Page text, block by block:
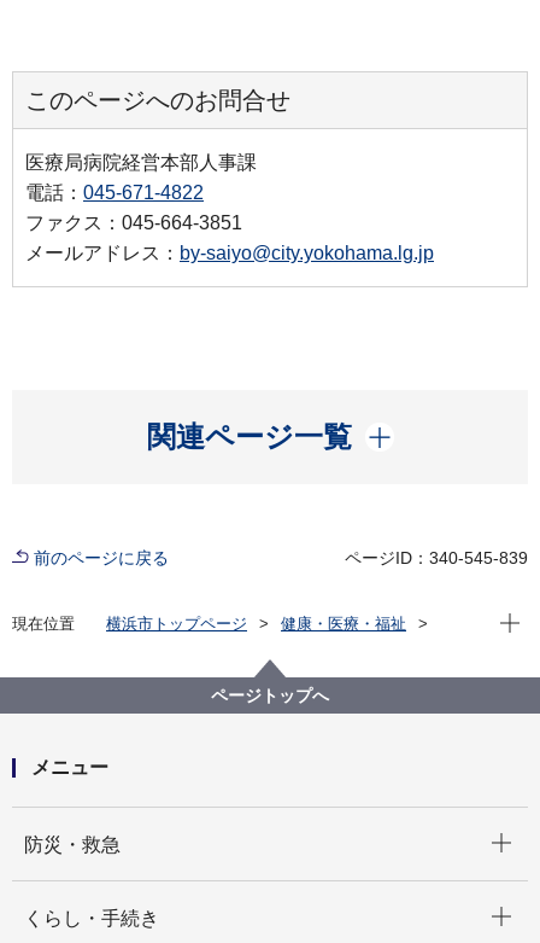
このページへのお問合せ
医療局病院経営本部人事課
電話： 045-671-4822
ファクス：045-664-3851
メールアドレス： by-saiyo@city.yokohama.lg.jp
関連ページ一覧
開く
前のページに戻る ページID：340-545-839
現在位置 横浜市トップページ
健康・医療・福祉
横浜市看護職員 採用情報
合同就職説明会 出展情報
現在
ページトップへ
メニュー
防災・救急
くらし・手続き